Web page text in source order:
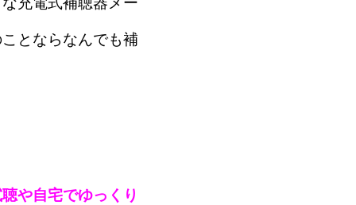
とならなんでも補
や自宅でゆっくり